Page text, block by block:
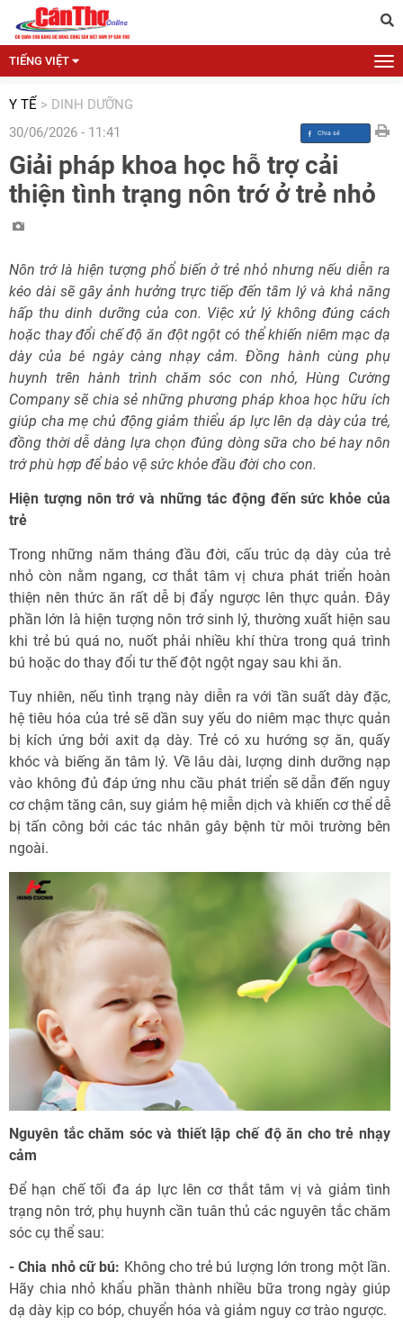
TIẾNG VIỆT
Y TẾ > DINH DƯỠNG
30/06/2026 - 11:41
Giải pháp khoa học hỗ trợ cải
thiện tình trạng nôn trớ ở trẻ nhỏ
Nôn trớ là hiện tượng phổ biến ở trẻ nhỏ nhưng nếu diễn ra
kéo dài sẽ gây ảnh hưởng trực tiếp đến tâm lý và khả năng
hấp thu dinh dưỡng của con. Việc xử lý không đúng cách
hoặc thay đổi chế độ ăn đột ngột có thể khiến niêm mạc dạ
dày của bé ngày càng nhạy cảm. Đồng hành cùng phụ
huynh trên hành trình chăm sóc con nhỏ, Hùng Cường
Company sẽ chia sẻ những phương pháp khoa học hữu ích
giúp cha mẹ chủ động giảm thiểu áp lực lên dạ dày của trẻ,
đồng thời dễ dàng lựa chọn đúng dòng sữa cho bé hay nôn
trớ phù hợp để bảo vệ sức khỏe đầu đời cho con.
Hiện tượng nôn trớ và những tác động đến sức khỏe của
trẻ
Trong những năm tháng đầu đời, cấu trúc dạ dày của trẻ
nhỏ còn nằm ngang, cơ thắt tâm vị chưa phát triển hoàn
thiện nên thức ăn rất dễ bị đẩy ngược lên thực quản. Đây
phần lớn là hiện tượng nôn trớ sinh lý, thường xuất hiện sau
khi trẻ bú quá no, nuốt phải nhiều khí thừa trong quá trình
bú hoặc do thay đổi tư thế đột ngột ngay sau khi ăn.
Tuy nhiên, nếu tình trạng này diễn ra với tần suất dày đặc,
hệ tiêu hóa của trẻ sẽ dần suy yếu do niêm mạc thực quản
bị kích ứng bởi axit dạ dày. Trẻ có xu hướng sợ ăn, quấy
khóc và biếng ăn tâm lý. Về lâu dài, lượng dinh dưỡng nạp
vào không đủ đáp ứng nhu cầu phát triển sẽ dẫn đến nguy
cơ chậm tăng cân, suy giảm hệ miễn dịch và khiến cơ thể dễ
bị tấn công bởi các tác nhân gây bệnh từ môi trường bên
ngoài.
Nguyên tắc chăm sóc và thiết lập chế độ ăn cho trẻ nhạy
cảm
Để hạn chế tối đa áp lực lên cơ thắt tâm vị và giảm tình
trạng nôn trớ, phụ huynh cần tuân thủ các nguyên tắc chăm
sóc cụ thể sau:
- Chia nhỏ cữ bú: Không cho trẻ bú lượng lớn trong một lần.
Hãy chia nhỏ khẩu phần thành nhiều bữa trong ngày giúp
dạ dày kịp co bóp, chuyển hóa và giảm nguy cơ trào ngược.